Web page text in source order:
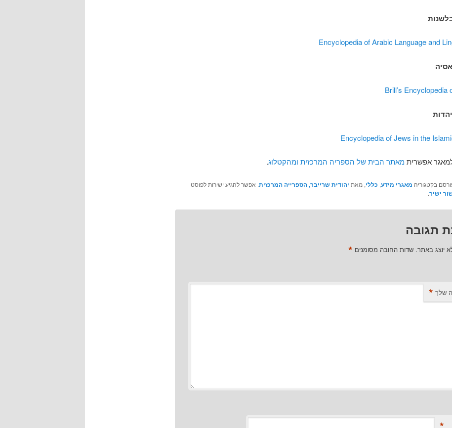
Encyclopedia of Arabic Language and
Brill’s Encyclopedia
Encyclopedia of Jews in the
אפשריתמאתר הבית של הספריה המרכזית ומהקטלוג.
בקטגוריה מאגרי מידע, כללי, מאת יהודית שרייבר, הספרייה המרכזית. אפשר להגיע ישירות לפוסט
ישיר.
תגובה
יוצג באתר. שדות החובה מסומנים *
שלך *